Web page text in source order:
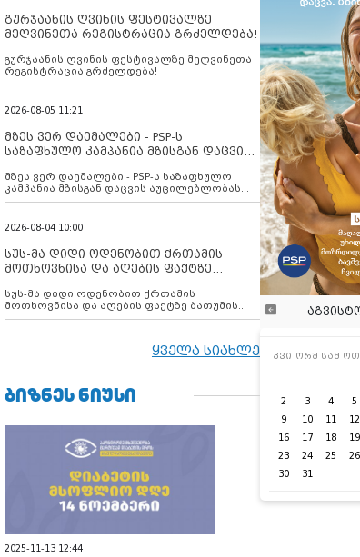
გურჯაანის ღვინის ფესტივალზე
მეღვინეთა რეგისტრაცია გრძელდება!
გურჯაანის ღვინის ფესტივალზე მეღვინეთა
რეგისტრაცია გრძელდება!
2026-08-05 11:21
მზეს ვერ დაემალები - PSP-ს
საზაფხულო კამპანია მზისგან დაცვის
მზეს ვერ დაემალები - PSP-ს საზაფხულო
კამპანია მზისგან დაცვის აუცილებლობას
გვახსენებს
2026-08-04 10:00
სუს-მა დიდი ოდენობით ქრთამის
მოთხოვნისა და აღების ფაქტზე
დააკავა
სუს-მა დიდი ოდენობით ქრთამის
მოთხოვნისა და აღების ფაქტზე ბათუმის
მერიის თანამშრომელი დააკავა
ყველა სიახლე
ᲑᲘᲖᲜᲔᲡ ᲜᲘᲣᲡᲘ
2025-11-13 12:44
კვი ორშ სამ
2
3 4 5
9
10 11 12
16
17 18 19
23
24 25 26
30
31